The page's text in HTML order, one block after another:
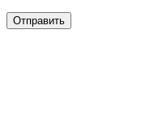
Отправить